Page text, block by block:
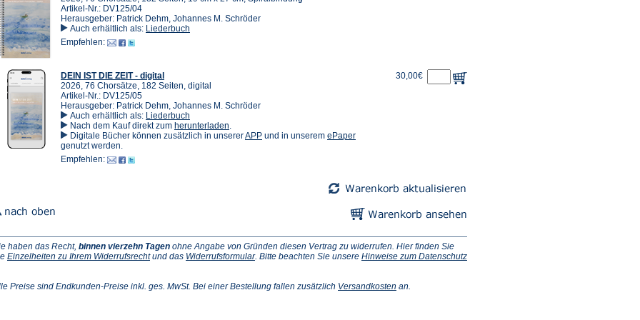
Artikel-Nr.: DV125/04
Herausgeber: Patrick Dehm, Johannes M. Schröder
Auch erhältlich als: Liederbuch
Empfehlen:
DEIN IST DIE ZEIT - digital
2026, 76 Chorsätze, 182 Seiten, digital
Artikel-Nr.: DV125/05
Herausgeber: Patrick Dehm, Johannes M. Schröder
Auch erhältlich als: Liederbuch
Nach dem Kauf direkt zum herunterladen
in
.
Digitale Bücher können zusätzlich in unsererAPP(Öffnet
und in unserem ePaper(Öffnet
genutzt werden.
Empfehlen:
30,00€
haben das Recht, binnen vierzehn Tagen ohne Angabe von Gründen diesen Vertrag zu widerrufen. Hier finden Sie
Einzelheiten zu Ihrem Widerrufsrecht(Öffnet
neuen
und das Widerrufsformular(Öffnet
neuen
. Bitte beachten Sie unsere Hinweise zum Datenschutz
Preise sind Endkunden-Preise inkl. ges. MwSt. Bei einer Bestellung fallen zusätzlich Versandkosten (Öffnet
an.